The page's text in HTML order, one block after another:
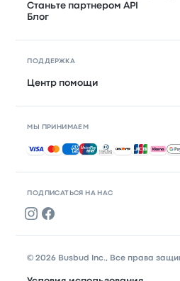
ПОДПИСАТЬСЯ НА НАС
Станьте партнером API
Блог
ПОДДЕРЖКА
Центр помощи
МЫ ПРИНИМАЕМ
Принимаемые способы оплаты
© 2026 Busbud Inc., Все права